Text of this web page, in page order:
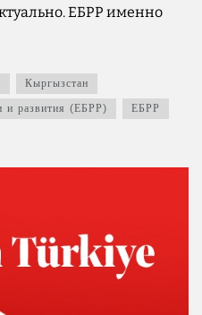
ЕБРР именно
Кыргызстан
и развития (ЕБРР)
ЕБРР